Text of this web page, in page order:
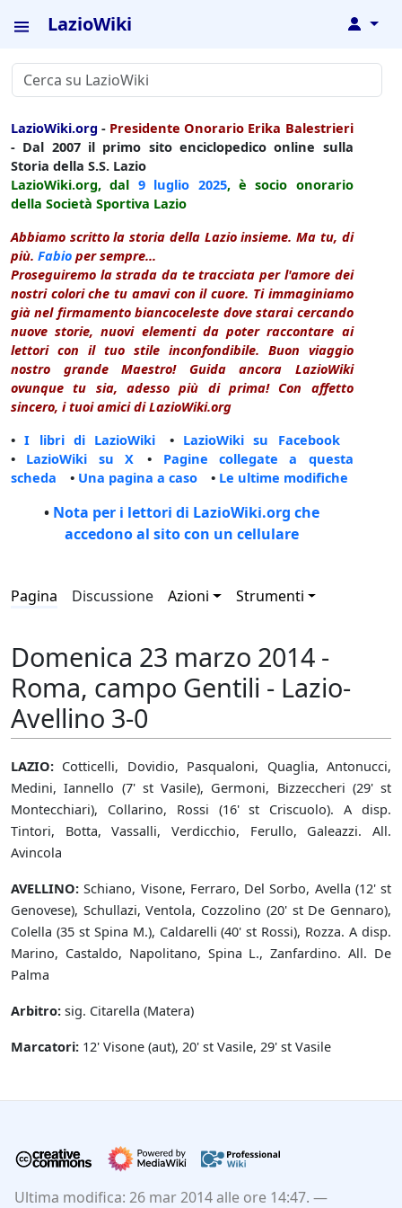
LazioWiki ↓
LazioWiki.org - Presidente Onorario Erika Balestrieri
- Dal 2007 il primo sito enciclopedico online sulla
Storia della S.S. Lazio
LazioWiki.org, dal 9 luglio 2025, è socio onorario
della Società Sportiva Lazio
Abbiamo scritto la storia della Lazio insieme. Ma tu, di
più. Fabio per sempre...
Proseguiremo la strada da te tracciata per l'amore dei
nostri colori che tu amavi con il cuore. Ti immaginiamo
già nel firmamento biancoceleste dove starai cercando
nuove storie, nuovi elementi da poter raccontare ai
lettori con il tuo stile inconfondibile. Buon viaggio
nostro grande Maestro! Guida ancora LazioWiki
ovunque tu sia, adesso più di prima! Con affetto
sincero, i tuoi amici di LazioWiki.org
•I libri di LazioWiki • LazioWiki su Facebook
• LazioWiki su X • Pagine collegate a questa
scheda • Una pagina a caso • Le ultime modifiche
• Nota per i lettori di LazioWiki.org che
accedono al sito con un cellulare
Pagina Discussione Azioni Strumenti
Domenica 23 marzo 2014 -
Roma, campo Gentili - Lazio-
Avellino 3-0
LAZIO: Cotticelli, Dovidio, Pasqualoni, Quaglia, Antonucci,
Medini, Iannello (7' st Vasile), Germoni, Bizzeccheri (29' st
Montecchiari), Collarino, Rossi (16' st Criscuolo). A disp.
Tintori, Botta, Vassalli, Verdicchio, Ferullo, Galeazzi. All.
Avincola
AVELLINO: Schiano, Visone, Ferraro, Del Sorbo, Avella (12' st
Genovese), Schullazi, Ventola, Cozzolino (20' st De Gennaro),
Colella (35 st Spina M.), Caldarelli (40' st Rossi), Rozza. A disp.
Marino, Castaldo, Napolitano, Spina L., Zanfardino. All. De
Palma
Arbitro: sig. Citarella (Matera)
Marcatori: 12' Visone (aut), 20' st Vasile, 29' st Vasile
Ultima modifica: 26 mar 2014 alle ore 14:47.